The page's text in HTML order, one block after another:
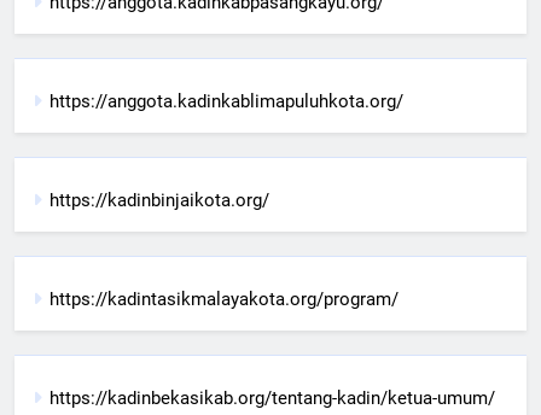
https://anggota.kadinkablimapuluhkota.org/
https://kadinbinjaikota.org/
https://kadintasikmalayakota.org/program/
https://kadinbekasikab.org/tentang-kadin/ketua-umum/